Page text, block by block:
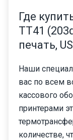
Где
ТТ41
печать,
Наши
вас по всем
кассового
принтерами
количестве,